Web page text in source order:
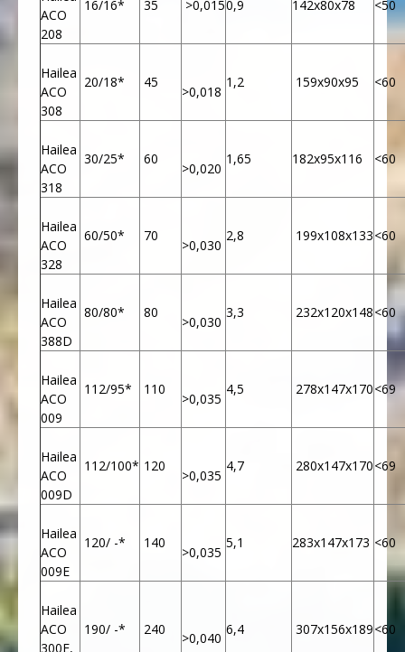
ACO
208
16/16* 35 >0,0150,9 142x80x78 <50
Hailea
ACO
308
20/18* 45
>0,018
1,2 159x90x95 <60
Hailea
ACO
318
30/25* 60
>0,020
1,65 182x95x116 <60
Hailea
ACO
328
60/50* 70
>0,030
2,8 199x108x133<60
Hailea
ACO
388D
80/80* 80
>0,030
3,3 232x120x148<60
Hailea
ACO
009
112/95* 110
>0,035
4,5 278x147x170<69
Hailea
ACO
009D
112/100* 120
>0,035
4,7 280x147x170<69
Hailea
ACO
009E
120/ -* 140
>0,035
5,1 283x147x173 <60
Hailea
ACO
300E,
190/ -* 240
>0,040
6,4 307x156x189<60